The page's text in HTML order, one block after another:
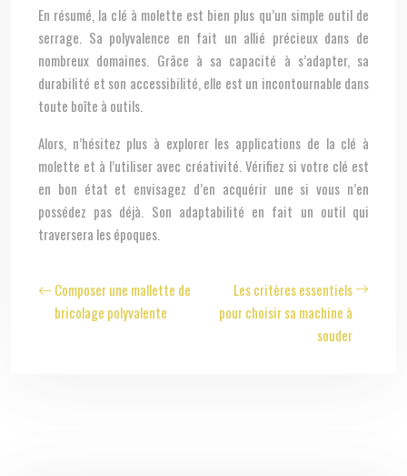
En résumé, la clé à molette est bien plus qu’un simple outil de
serrage. Sa polyvalence en fait un allié précieux dans de
nombreux domaines. Grâce à sa capacité à s’adapter, sa
durabilité et son accessibilité, elle est un incontournable dans
toute boîte à outils.
Alors, n’hésitez plus à explorer les applications de la clé à
molette et à l’utiliser avec créativité. Vérifiez si votre clé est
en bon état et envisagez d’en acquérir une si vous n’en
possédez pas déjà. Son adaptabilité en fait un outil qui
traversera les époques.
Composer une mallette de
bricolage polyvalente
Les critères essentiels
pour choisir sa machine à
souder